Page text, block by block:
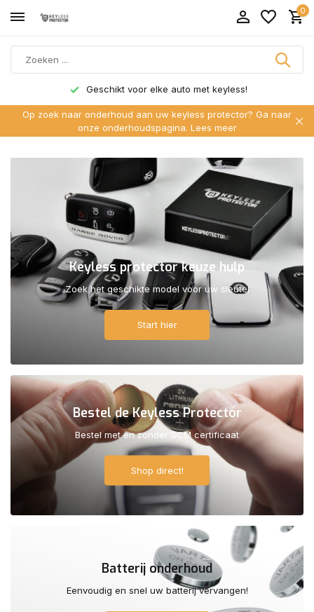
0
Geschikt voor elke auto met keyless!
Op zoek naar onderhoud aan uw keyless protector? Ga naar
onze onderhoudspagina. Lees meer
Keyless protector keuze hulp
Zoek het geschikte model voor uw sleutel
Start hier
Bestel de Keyless Protector
Bestel met en zonder SCM certificaat
Shop direct!
Batterij onderhoud
Eenvoudig en snel uw batterij vervangen!